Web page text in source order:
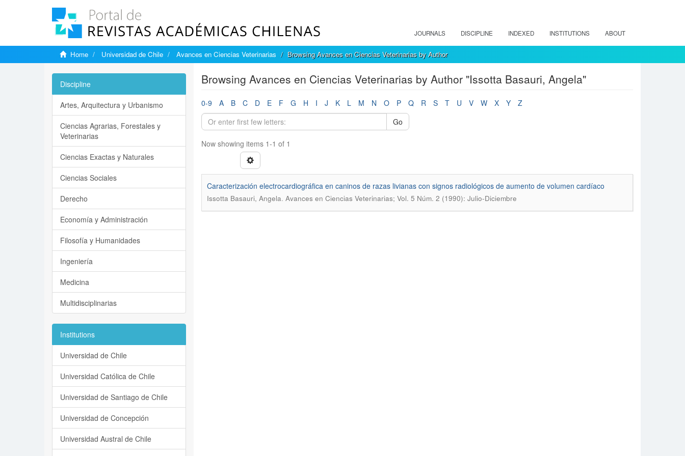
JOURNALS DISCIPLINE INDEXED INSTITUTIONS ABOUT
Home Universidad de Chile Avances en Ciencias Veterinarias Browsing Avances en Ciencias Veterinarias by Author
Browsing Avances en Ciencias Veterinarias by Author "Issotta Basauri, Angela"
0-9 A B C D E F G H I J K L M N O P Q R S T U V W X Y
Z
Go
Now showing items 1-1 of 1
Caracterización electrocardiográfica en caninos de razas livianas con signos radiológicos de aumento de volumen cardíaco
Issotta Basauri, Angela. Avances en Ciencias Veterinarias; Vol. 5 Núm. 2 (1990): Julio-Diciembre
Discipline
Artes, Arquitectura y Urbanismo
Ciencias Agrarias, Forestales y
Veterinarias
Ciencias Exactas y Naturales
Ciencias Sociales
Derecho
Economía y Administración
Filosofía y Humanidades
Ingeniería
Medicina
Multidisciplinarias
Institutions
Universidad de Chile
Universidad Católica de Chile
Universidad de Santiago de Chile
Universidad de Concepción
Universidad Austral de Chile